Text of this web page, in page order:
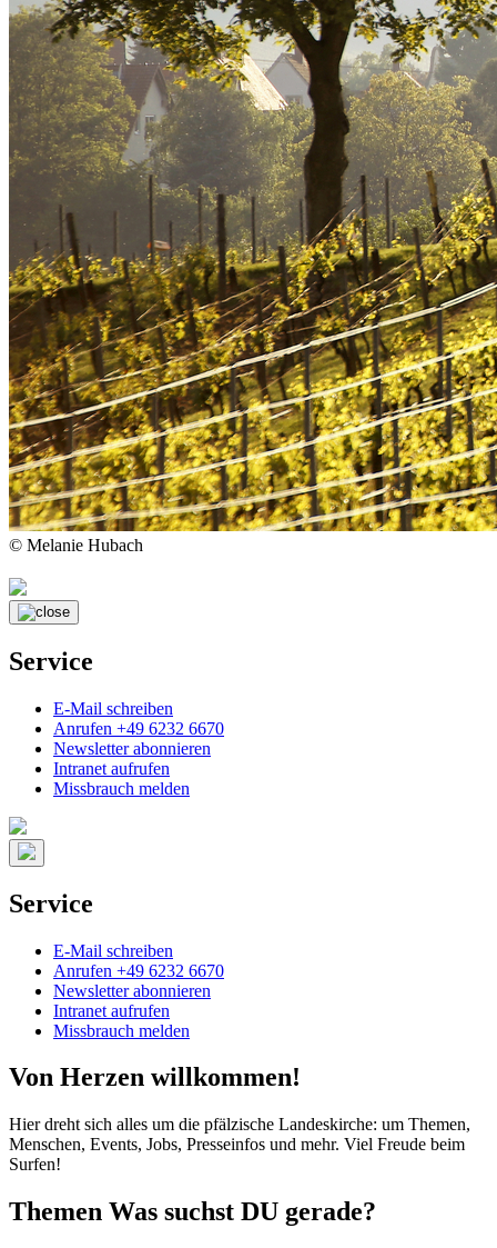
© Melanie Hubach
Service
E-Mail schreiben
Anrufen +49 6232 6670
Newsletter abonnieren
Intranet aufrufen
Missbrauch melden
Service
E-Mail schreiben
Anrufen +49 6232 6670
Newsletter abonnieren
Intranet aufrufen
Missbrauch melden
Von Herzen willkommen!
Hier dreht sich alles um die pfälzische Landeskirche: um Themen,
Menschen, Events, Jobs, Presseinfos und mehr. Viel Freude beim
Surfen!
Themen Was suchst DU gerade?